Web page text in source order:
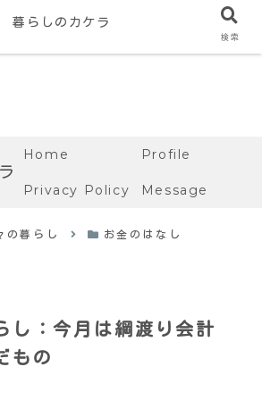
Home Profile
Privacy Policy Message
の暮らし お金のはなし
し：今月は綱渡り会計
もの
暮らしのカケラ
検索